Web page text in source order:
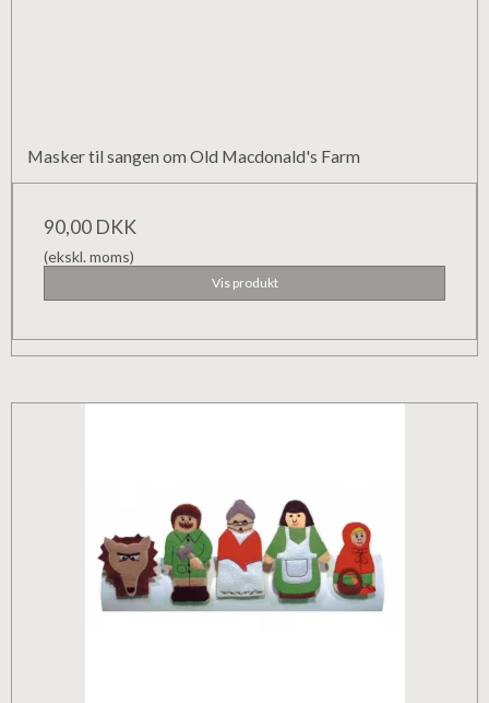
Masker til sangen om Old Macdonald's Farm
90,00 DKK
(ekskl. moms)
Vis produkt